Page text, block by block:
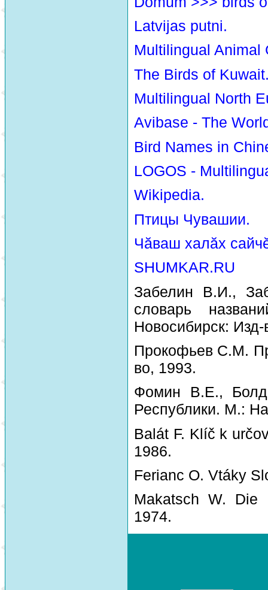
Latvijas putni.
Multilingual Animal
The Birds of
Multilingual North
Avibase - The
Bird Names in
LOGOS -
Wikipedia.
Птицы Чувашии.
Чăваш халăх
SHUMKAR.RU
Забелин В.И.,
словарь
Новосибирск:
Прокофьев С.М.
во, 1993.
Фомин В.Е., Болд
Республики. М.:
Balát F. Klíč k
1986.
Ferianc O. Vtáky
Makatsch W. Die
1974.